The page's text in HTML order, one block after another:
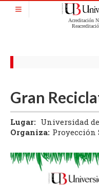
Acreditación
Gran
Lugar: Universidad
Organiza: Proyección